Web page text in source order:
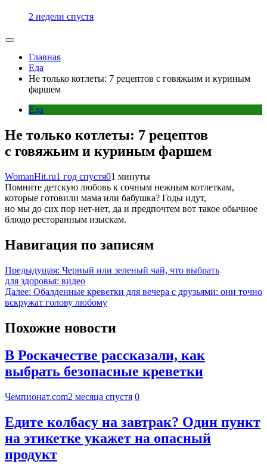
2 недели спустя
Главная
Еда
Не только котлеты: 7 рецептов с говяжьим и куриным
фаршем
Еда
Не только котлеты: 7 рецептов
с говяжьим и куриным фаршем
WomanHit.ru1 год спустя01 минуты
Помните детскую любовь к сочным нежным котлеткам,
которые готовили мама или бабушка? Годы идут,
но мы до сих пор нет-нет, да и предпочтем вот такое обычное
блюдо ресторанным изыскам.
Навигация по записям
Предыдущая: Черный или зеленый чай, что выбрать
для здоровья: видео
Далее: Обалденные креветки для вечера с друзьями: они точно
вскружат голову любому
Похожие новости
В Роскачестве рассказали, как
выбрать безопасные креветки
Чемпионат.com2 месяца спустя 0
Едите колбасу на завтрак? Один пункт
на этикетке укажет на опасный
продукт